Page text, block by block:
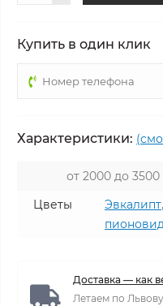
Купить в один клик
Характеристики:
от 2000 до 3500
Цветы
Эвкалипт,
Доставка — как
Летаем по